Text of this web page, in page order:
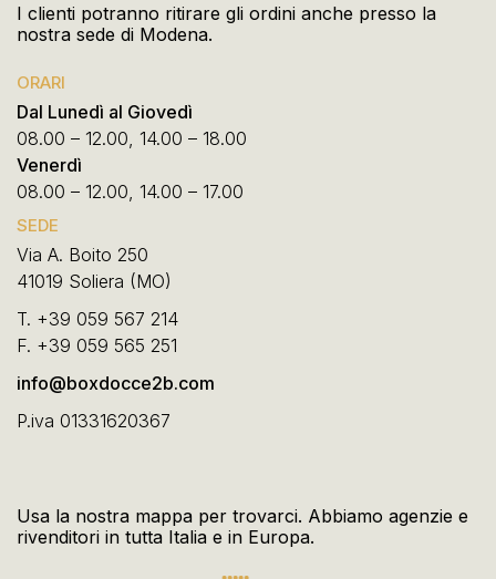
I clienti potranno ritirare gli ordini anche presso la
nostra sede di Modena.
ORARI
Dal Lunedì al Giovedì
08.00 – 12.00, 14.00 – 18.00
Venerdì
08.00 – 12.00, 14.00 – 17.00
SEDE
Via A. Boito 250
41019 Soliera (MO)
T. +39 059 567 214
F. +39 059 565 251
info@boxdocce2b.com
P.iva 01331620367
Usa la nostra mappa per trovarci. Abbiamo agenzie e
rivenditori in tutta Italia e in Europa.